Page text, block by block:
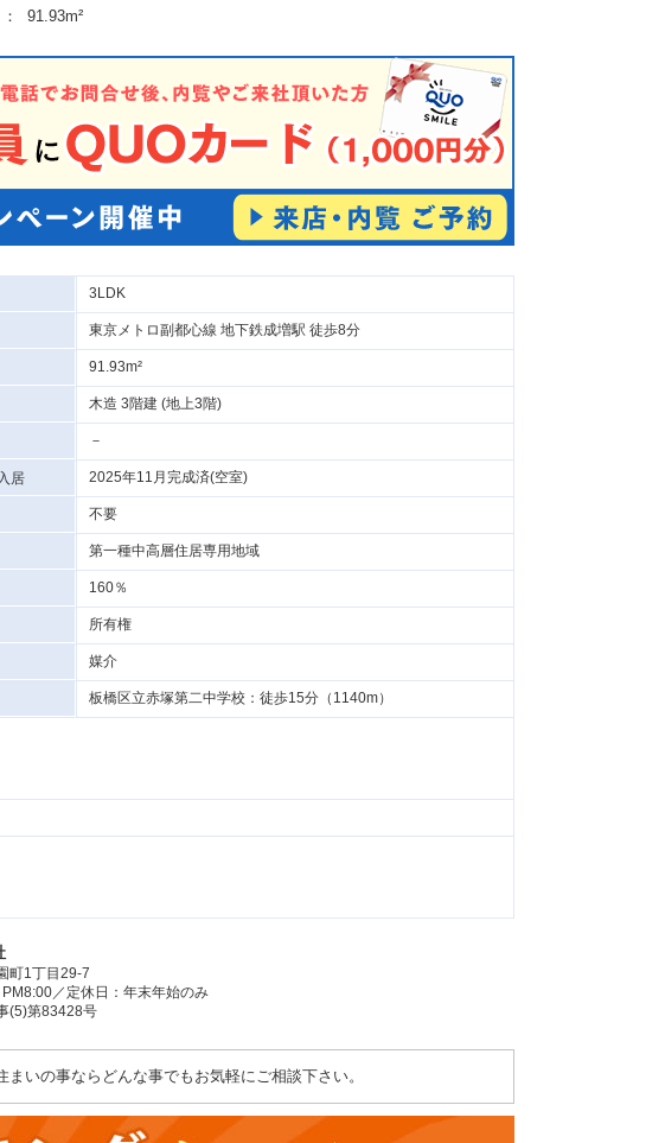
： 91.93m²
3LDK
東京メトロ副都心線 地下鉄成増駅 徒歩8分
91.93m²
木造 3階建 (地上3階)
－
居 2025年11月完成済(空室)
不要
第一種中高層住居専用地域
160％
所有権
媒介
板橋区立赤塚第二中学校：徒歩15分（1140m）
町1丁目29-7
／定休日：年末年始のみ
(5)第83428号
いの事ならどんな事でもお気軽にご相談下さい。